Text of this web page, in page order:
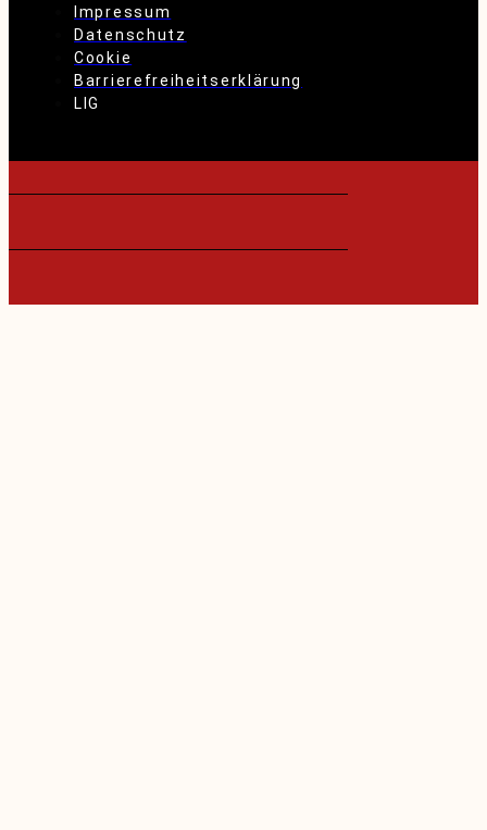
Impressum
Datenschutz
Cookie
Barrierefreiheitserklärung
LIG